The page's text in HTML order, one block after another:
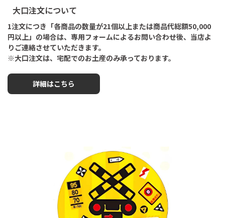
大口注文について
1注文につき「各商品の数量が21個以上または商品代総額50,000
円以上」の場合は、専用フォームによるお問い合わせ後、当店よ
りご連絡させていただきます。
※大口注文は、宅配でのお土産のみ承っております。
詳細はこちら